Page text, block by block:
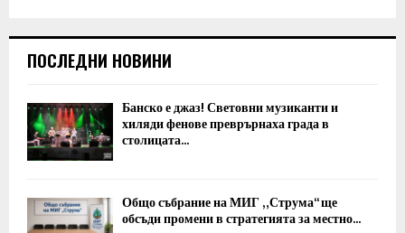
ПОСЛЕДНИ НОВИНИ
Банско е джаз! Световни музиканти и
хиляди фенове преврърнаха града в
столицата...
Общо събрание на МИГ „Струма“ ще
обсъди промени в стратегията за местно...